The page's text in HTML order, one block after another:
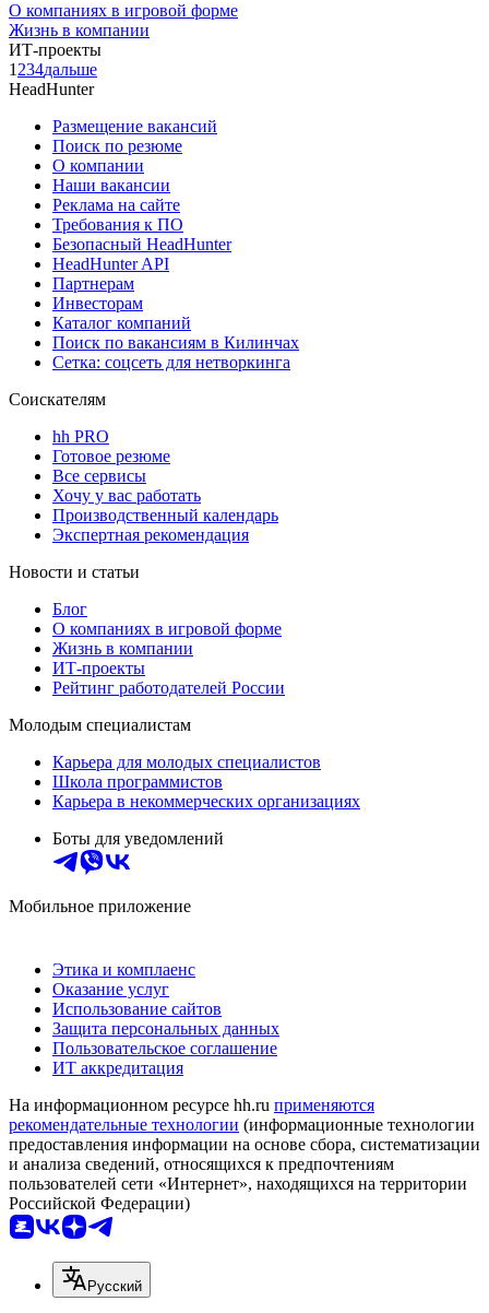
О компаниях в игровой форме
Жизнь в компании
ИТ-проекты
1 234дальше
HeadHunter
Размещение вакансий
Поиск по резюме
О компании
Наши вакансии
Реклама на сайте
Требования к ПО
Безопасный HeadHunter
HeadHunter API
Партнерам
Инвесторам
Каталог компаний
Поиск по вакансиям в Килинчах
Сетка: соцсеть для нетворкинга
Соискателям
hh PRO
Готовое резюме
Все сервисы
Хочу у вас работать
Производственный календарь
Экспертная рекомендация
Новости и статьи
Блог
О компаниях в игровой форме
Жизнь в компании
ИТ-проекты
Рейтинг работодателей России
Молодым специалистам
Карьера для молодых специалистов
Школа программистов
Карьера в некоммерческих организациях
Боты для уведомлений
Мобильное приложение
Этика и комплаенс
Оказание услуг
Использование сайтов
Защита персональных данных
Пользовательское соглашение
ИТ аккредитация
На информационном ресурсе hh.ru применяются
рекомендательные технологии (информационные технологии
предоставления информации на основе сбора, систематизации
и анализа сведений, относящихся к предпочтениям
пользователей сети «Интернет», находящихся на территории
Российской Федерации)
Русский